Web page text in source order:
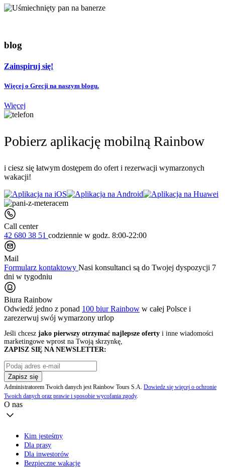
blog
Zainspiruj się!
Więcej o Grecji na naszym blogu.
Więcej
Pobierz aplikację mobilną Rainbow
i ciesz się łatwym dostępem do ofert i rezerwacji wymarzonych
wakacji!
Call center
42 680 38 51 codziennie w godz. 8:00-22:00
Mail
Formularz kontaktowy Nasi konsultanci są do Twojej dyspozycji 7
dni w tygodniu
Biura Rainbow
Odwiedź jedno z ponad 100 biur Rainbow w całej Polsce i
zarezerwuj swój wymarzony urlop
Jeśli chcesz jako pierwszy otrzymać najlepsze oferty i inne wiadomości
marketingowe wprost na Twoją skrzynkę,
ZAPISZ SIĘ NA NEWSLETTER:
Zapisz się
Administratorem Twoich danych jest Rainbow Tours S.A. Dowiedz się więcej o ochronie
Twoich danych oraz prawie i sposobie wycofania zgody.
O nas
Kim jesteśmy
Dla prasy
Dla inwestorów
Bezpieczne wakacje